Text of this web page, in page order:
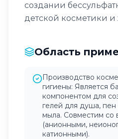
создании
детской косметики
Область
Производство
гигиены: Является
компонентом для
гелей для душа,
мыла. Совместим
(анионными,
катионными).